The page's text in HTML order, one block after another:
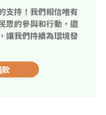
支持！我們相信唯有
眾的參與和行動，邀
讓我們持續為環境發
款